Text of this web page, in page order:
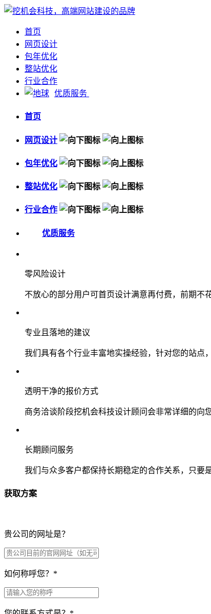
首页
网页设计
包年优化
整站优化
行业合作
优质服务
首页
网页设计
包年优化
整站优化
行业合作
优质服务
零风险设计
不放心的部分用户可首页设计满意再付费，前期不
专业且落地的建议
我们具有各个行业丰富地实操经验，针对您的站点
透明干净的报价方式
商务洽谈阶段挖机会科技设计顾问会非常详细的向
长期顾问服务
我们与众多客户都保持长期稳定的合作关系，只要
获取方案
贵公司的网址是？
如何称呼您？ *